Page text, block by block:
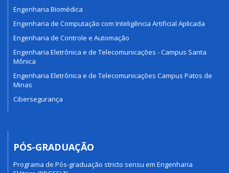
Engenharia Biomédica
Engenharia de Computação com Inteligência Artificial Aplicada
Engenharia de Controle e Automação
Engenharia Eletrônica e de Telecomunicações - Campus Santa
Mônica
Engenharia Eletrônica e de Telecomunicações Campus Patos de
Minas
Cibersegurança
PÓS-GRADUAÇÃO
Programa de Pós-graduação stricto sensu em Engenharia